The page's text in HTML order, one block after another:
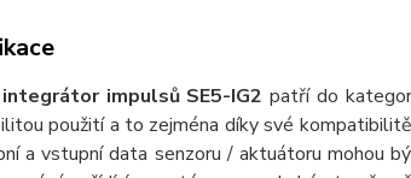
impulsů SE5-IG2 patří do
použití a to zejména díky své
a vstupní data senzoru / aktuátoru mohou